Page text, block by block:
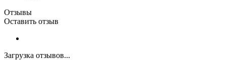
Отзывы
Оставить отзыв
Загрузка отзывов...